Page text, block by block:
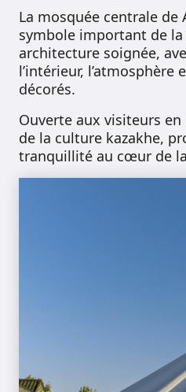
La mosquée centrale
symbole important de
architecture soignée,
l’intérieur,
décorés.
Ouverte aux visiteurs
de la culture kazakhe,
tranquillité au cœur de